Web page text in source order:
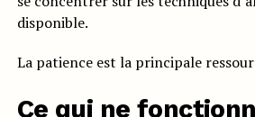
disponible.
La patience est la principale
Ce qui ne